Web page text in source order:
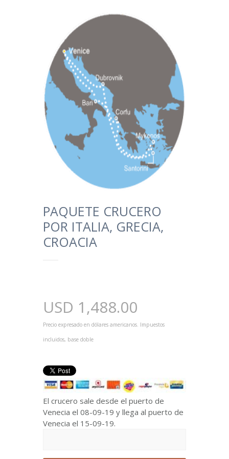
PAQUETE CRUCERO
POR ITALIA, GRECIA,
CROACIA
USD 1,488.00
Precio expresado en dólares americanos. Impuestos
incluidos, base doble
El crucero sale desde el puerto de
Venecia el 08-09-19 y llega al puerto de
Venecia el 15-09-19.